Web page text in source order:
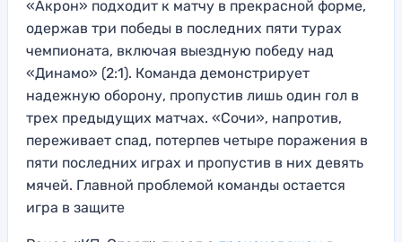
«Акрон» подходит к матчу в прекрасной форме,
одержав три победы в последних пяти турах
чемпионата, включая выездную победу над
«Динамо» (2:1). Команда демонстрирует
надежную оборону, пропустив лишь один гол в
трех предыдущих матчах. «Сочи», напротив,
переживает спад, потерпев четыре поражения в
пяти последних играх и пропустив в них девять
мячей. Главной проблемой команды остается
игра в защите